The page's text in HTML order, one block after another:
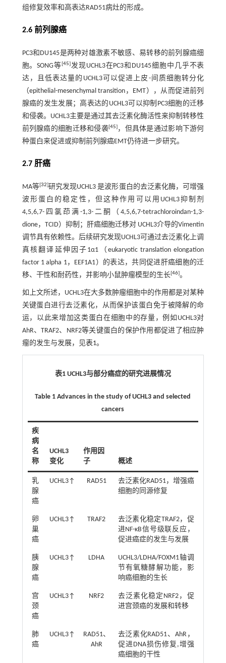
组修复效率和高表达RAD51病灶的形成。
2.6 前列腺癌
PC3和DU145是两种对雄激素不敏感、易转移的前列腺癌细
胞。SONG等[45]发现UCHL3在PC3和DU145细胞中几乎不表
达，且低表达量的UCHL3可以促进上皮-间质细胞转分化
（epithelial-mesenchymal transition，EMT），从而促进前列
腺癌的发生发展；高表达的UCHL3可以抑制PC3细胞的迁移
和侵袭。UCHL3主要是通过其去泛素化酶活性来抑制转移性
前列腺癌的细胞迁移和侵袭[45] ，但具体是通过影响下游何
种蛋白来促进或抑制前列腺癌EMT仍待进一步研究。
2.7 肝癌
MA等[32]研究发现UCHL3 是波形蛋白的去泛素化酶，可增强
波形蛋白的稳定性，但这种作用可以用UCHL3抑制剂
4,5,6,7-四氯茚满-1,3-二酮（4,5,6,7-tetrachloroindan-1,3-
dione，TCID）抑制；肝癌细胞迁移对 UCHL3介导的Vimentin
调节具有依赖性。后续研究发现UCHL3可通过去泛素化上调
真核翻译延伸因子1α1（eukaryotic translation elongation
factor 1 alpha 1，EEF1A1）的表达，共同促进肝癌细胞的迁
移、干性和耐药性，并影响小鼠肿瘤模型的生长[46]。
如上文所述，UCHL3在大多数肿瘤细胞中的作用都是对某种
关键蛋白进行去泛素化，从而保护该蛋白免于被降解的命
运，以此来增加这类蛋白在细胞中的存量，例如UCHL3对
AhR、TRAF2、NRF2等关键蛋白的保护作用都促进了相应肿
瘤的发生与发展，见表1。
表1 UCHL3与部分癌症的研究进展情况
Table 1 Advances in the study of UCHL3 and selected
cancers
疾
病
名
称
UCHL3
变化
作用因
子
概述
乳
腺
癌
UCHL3↑ RAD51
去泛素化RAD51，增强癌
细胞的同源修复
卵
巢
癌
UCHL3↑ TRAF2
去泛素化稳定TRAF2，促
进NF-κB信号级联反应，
促进癌症的发生与发展
胰
腺
癌
UCHL3↑ LDHA
UCHL3/LDHA/FOXM1轴调
节有氧糖酵解功能，影
响癌细胞的生长
宫
颈
癌
UCHL3↑ NRF2
去泛素化稳定NRF2，促
进宫颈癌的发展和转移
肺
癌
UCHL3↑
RAD51、
AhR
去泛素化RAD51、AhR，
促进DNA损伤修复,增强
癌细胞的干性